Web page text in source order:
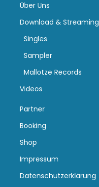
Über Uns
Download & Streaming
Singles
Sampler
Mallotze Records
Videos
Partner
Booking
Shop
Impressum
Datenschutzerklärung